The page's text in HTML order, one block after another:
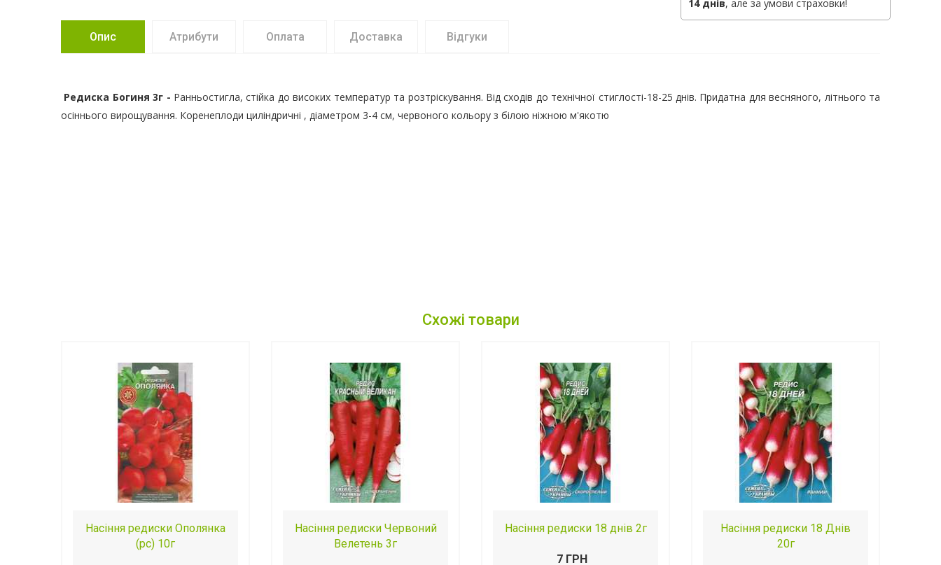
14 днів, але за умови страховки!
Опис Атрибути Оплата Доставка Відгуки
Редиска Богиня 3г - Ранньостигла, стійка до високих температур та розтріскування. Від сходів до технічної стиглості-18-25 днів. Придатна для весняного, літнього та
осіннього вирощування. Коренеплоди циліндричні , діаметром 3-4 см, червоного кольору з білою ніжною м'якотю
Схожі товари
Насіння редиски Ополянка
(рс) 10г
Насіння редиски Червоний
Велетень 3г
Насіння редиски 18 днів 2г
7 ГРН
Насіння редиски 18 Днів
20г